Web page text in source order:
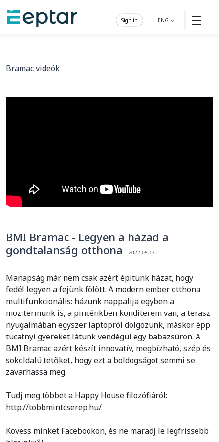
☰
ENG
Sign in
Bramac videók
BMI Bramac - Legyen a házad a
gondtalanság otthona
2022.05.15.
Manapság már nem csak azért építünk házat, hogy
fedél legyen a fejünk fölött. A modern ember otthona
multifunkcionális: házunk nappalija egyben a
mozitermünk is, a pincénkben konditerem van, a terasz
nyugalmában egyszer laptopról dolgozunk, máskor épp
tucatnyi gyereket látunk vendégül egy babazsúron. A
BMI Bramac azért készít innovatív, megbízható, szép és
sokoldalú tetőket, hogy ezt a boldogságot semmi se
zavarhassa meg.
Tudj meg többet a Happy House filozófiáról:
http://tobbmintcserep.hu/
Kövess minket Facebookon, és ne maradj le legfrissebb